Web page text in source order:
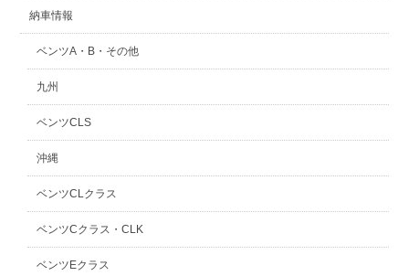
納車情報
ベンツA・B・その他
九州
ベンツCLS
沖縄
ベンツCLクラス
ベンツCクラス・CLK
ベンツEクラス